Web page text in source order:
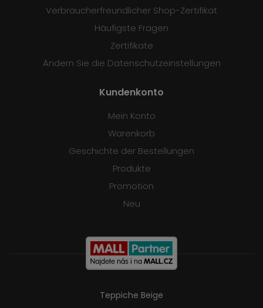
Verbraucherfreundlicher Shop-Zertifikat
Häufigste Fragen
Zertifikate
Ändern Sie die Datenschutzeinstellungen
Kundenkonto
Mein Konto
Warenkorb
Geschichte der Bestellungen
Produkte
Promotion
Neu
Teppiche Beige